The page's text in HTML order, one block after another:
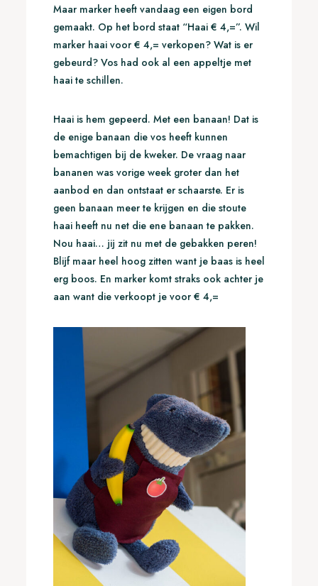
Maar marker heeft vandaag een eigen bord
gemaakt. Op het bord staat “Haai € 4,=”. Wil
marker haai voor € 4,= verkopen? Wat is er
gebeurd? Vos had ook al een appeltje met
haai te schillen.
Haai is hem gepeerd. Met een banaan! Dat is
de enige banaan die vos heeft kunnen
bemachtigen bij de kweker. De vraag naar
bananen was vorige week groter dan het
aanbod en dan ontstaat er schaarste. Er is
geen banaan meer te krijgen en die stoute
haai heeft nu net die ene banaan te pakken.
Nou haai… jij zit nu met de gebakken peren!
Blijf maar heel hoog zitten want je baas is heel
erg boos. En marker komt straks ook achter je
aan want die verkoopt je voor € 4,=